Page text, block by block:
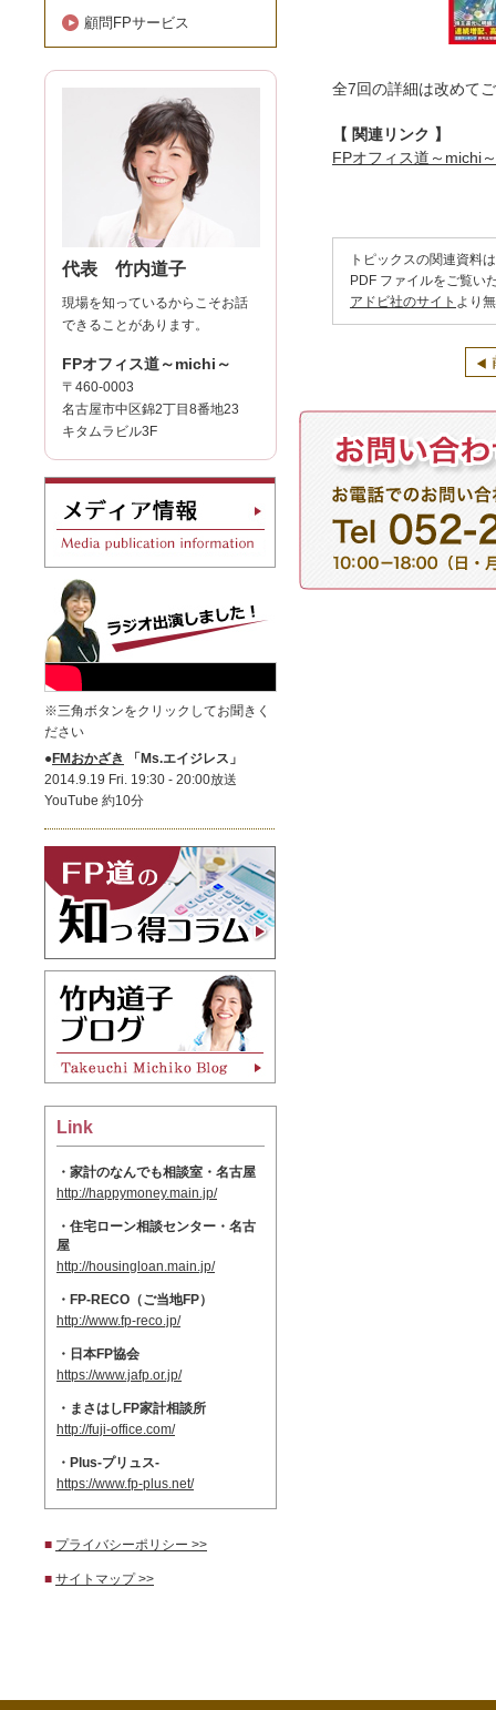
顧問FPサービス
代表 竹内道子
現場を知っているからこそお話
できることがあります。
FPオフィス道～michi～
〒460-0003
名古屋市中区錦2丁目8番地23
キタムラビル3F
※三角ボタンをクリックしてお聞きく
ださい
●FMおかざき
「Ms.エイジレス」
2014.9.19 Fri. 19:30 - 20:00放送
YouTube 約10分
Link
・家計のなんでも相談室・名古屋
http://happymoney.main.jp/
・住宅ローン相談センター・名古
屋
http://housingloan.main.jp/
・FP-RECO（ご当地FP）
http://www.fp-reco.jp/
・日本FP協会
https://www.jafp.or.jp/
・まさはしFP家計相談所
http://fuji-office.com/
・Plus-プリュス-
https://www.fp-plus.net/
■ プライバシーポリシー >>
■ サイトマップ >>
全7回の詳細は改めて
【 関連リンク 】
FPオフィス道～michi
トピックスの関連資料
PDF ファイルをご覧い
アドビ社のサイト より